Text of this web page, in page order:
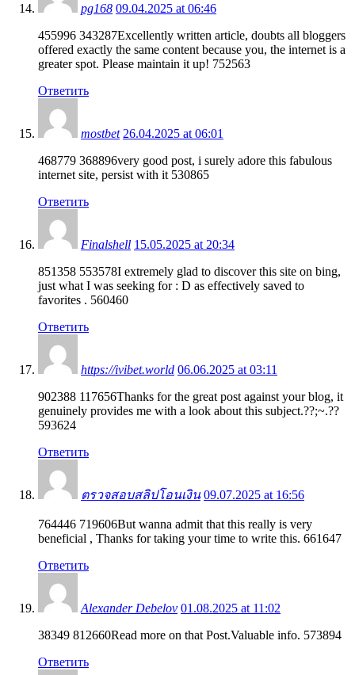
pg168 09.04.2025 at 06:46
455996 343287Excellently written article, doubts all bloggers
offered exactly the same content because you, the internet is a
greater spot. Please maintain it up! 752563
Ответить
mostbet 26.04.2025 at 06:01
468779 368896very good post, i surely adore this fabulous
internet site, persist with it 530865
Ответить
Finalshell 15.05.2025 at 20:34
851358 553578I extremely glad to discover this site on bing,
just what I was seeking for : D as effectively saved to
favorites . 560460
Ответить
https://ivibet.world 06.06.2025 at 03:11
902388 117656Thanks for the great post against your blog, it
genuinely provides me with a look about this subject.??;~.??
593624
Ответить
ตรวจสอบสลิปโอนเงิน 09.07.2025 at 16:56
764446 719606But wanna admit that this really is very
beneficial , Thanks for taking your time to write this. 661647
Ответить
Alexander Debelov 01.08.2025 at 11:02
38349 812660Read more on that Post.Valuable info. 573894
Ответить